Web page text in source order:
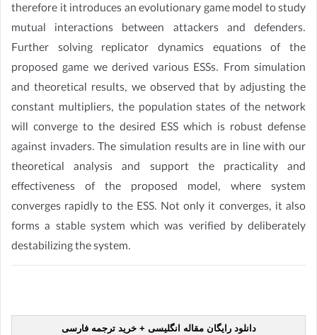
therefore it introduces an evolutionary game model to study
mutual interactions between attackers and defenders.
Further solving replicator dynamics equations of the
proposed game we derived various ESSs. From simulation
and theoretical results, we observed that by adjusting the
constant multipliers, the population states of the network
will converge to the desired ESS which is robust defense
against invaders. The simulation results are in line with our
theoretical analysis and support the practicality and
effectiveness of the proposed model, where system
converges rapidly to the ESS. Not only it converges, it also
forms a stable system which was verified by deliberately
destabilizing the system.
دانلود رایگان مقاله انگلیسی + خرید ترجمه فارسی